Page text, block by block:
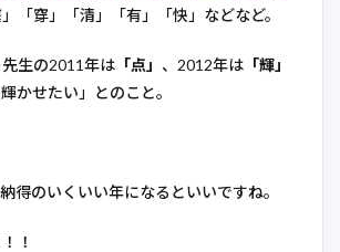
「穿」「清」「有」「快」などなど。
生の2011年は 「点」 、2012年は 「輝」
かせたい」とのこと。
得のいくいい年になるといいですね。
！